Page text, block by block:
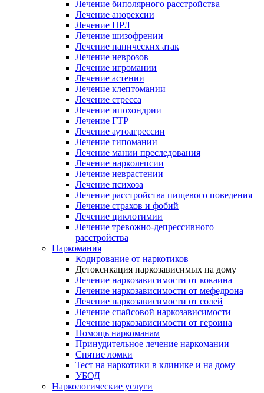
Лечение биполярного расстройства
Лечение анорексии
Лечение ПРЛ
Лечение шизофрении
Лечение панических атак
Лечение неврозов
Лечение игромании
Лечение астении
Лечение клептомании
Лечение стресса
Лечение ипохондрии
Лечение ГТР
Лечение аутоагрессии
Лечение гипомании
Лечение мании преследования
Лечение нарколепсии
Лечение неврастении
Лечение психоза
Лечение расстройства пищевого поведения
Лечение страхов и фобий
Лечение циклотимии
Лечение тревожно-депрессивного
расстройства
Наркомания
Кодирование от наркотиков
Детоксикация наркозависимых на дому
Лечение наркозависимости от кокаина
Лечение наркозависимости от мефедрона
Лечение наркозависимости от солей
Лечение спайсовой наркозависимости
Лечение наркозависимости от героина
Помощь наркоманам
Принудительное лечение наркомании
Снятие ломки
Тест на наркотики в клинике и на дому
УБОД
Наркологические услуги